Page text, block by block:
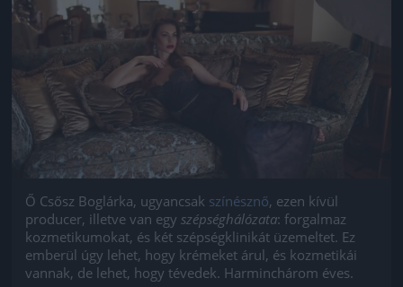
Ő Csősz Boglárka, ugyancsak színésznő, ezen kívül
producer, illetve van egy szépséghálózata: forgalmaz
kozmetikumokat, és két szépségklinikát üzemeltet. Ez
emberül úgy lehet, hogy krémeket árul, és kozmetikái
vannak, de lehet, hogy tévedek. Harminchárom éves.